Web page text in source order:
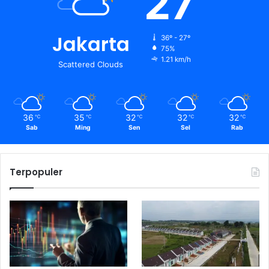
Jakarta
Scattered Clouds
36º - 27º
75%
1.21 km/h
36 ℃
Sab
35 ℃
Ming
32 ℃
Sen
32 ℃
Sel
32 ℃
Rab
Terpopuler